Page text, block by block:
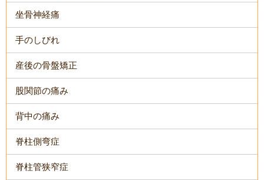
坐骨神経痛
手のしびれ
産後の骨盤矯正
股関節の痛み
背中の痛み
脊柱側弯症
脊柱管狭窄症